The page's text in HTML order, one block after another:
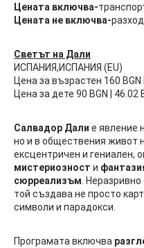
Цената включва-
Цената не включва-
Светът на Дали
ИСПАНИЯ,ИСПАНИЯ (EU)
Цена за възрастен 160 BGN
Цена за дете 90 BGN | 46.02
Салвадор Дали е явление
но и в обществения живот
ексцентричен и гениален,
мистериозност и
сюрреализъм .
той създава не просто
символи и парадокси.
Програмата включва